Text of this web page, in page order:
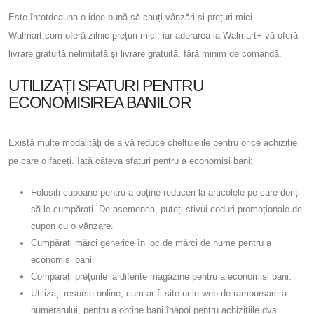
Este întotdeauna o idee bună să cauți vânzări și prețuri mici.
Walmart.com oferă zilnic prețuri mici, iar aderarea la Walmart+ vă oferă
livrare gratuită nelimitată și livrare gratuită, fără minim de comandă.
UTILIZAȚI SFATURI PENTRU
ECONOMISIREA BANILOR
Există multe modalități de a vă reduce cheltuielile pentru orice achiziție
pe care o faceți. Iată câteva sfaturi pentru a economisi bani:
Folosiți cupoane pentru a obține reduceri la articolele pe care doriți
să le cumpărați. De asemenea, puteți stivui coduri promoționale de
cupon cu o vânzare.
Cumpărați mărci generice în loc de mărci de nume pentru a
economisi bani.
Comparați prețurile la diferite magazine pentru a economisi bani.
Utilizați resurse online, cum ar fi site-urile web de rambursare a
numerarului, pentru a obține bani înapoi pentru achizițiile dvs.